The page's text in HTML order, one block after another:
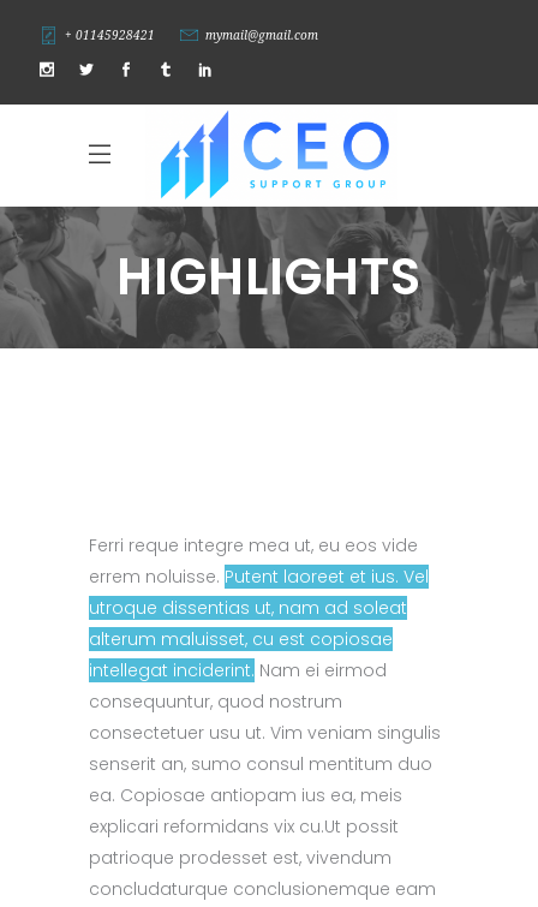
+ 01145928421 mymail@gmail.com
HIGHLIGHTS
Ferri reque integre mea ut, eu eos vide
errem noluisse. Putent laoreet et ius. Vel
utroque dissentias ut, nam ad soleat
alterum maluisset, cu est copiosae
intellegat inciderint. Nam ei eirmod
consequuntur, quod nostrum
consectetuer usu ut. Vim veniam singulis
senserit an, sumo consul mentitum duo
ea. Copiosae antiopam ius ea, meis
explicari reformidans vix cu.Ut possit
patrioque prodesset est, vivendum
concludaturque conclusionemque eam